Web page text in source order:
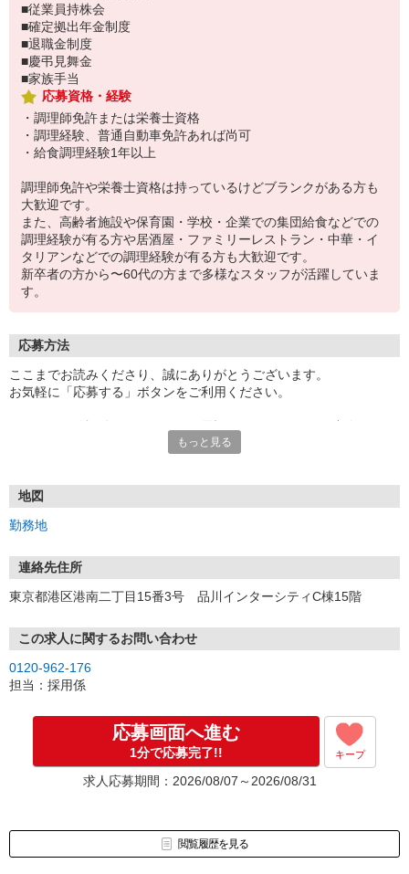
■従業員持株会
■確定拠出年金制度
■退職金制度
■慶弔見舞金
■家族手当
応募資格・経験
・調理師免許または栄養士資格
・調理経験、普通自動車免許あれば尚可
・給食調理経験1年以上
調理師免許や栄養士資格は持っているけどブランクがある方も
大歓迎です。
また、高齢者施設や保育園・学校・企業での集団給食などでの
調理経験が有る方や居酒屋・ファミリーレストラン・中華・イ
タリアンなどでの調理経験が有る方も大歓迎です。
新卒者の方から〜60代の方まで多様なスタッフが活躍していま
す。
応募方法
ここまでお読みくださり、誠にありがとうございます。
お気軽に「応募する」ボタンをご利用ください。
お電話の際は「イーアイデムを見た」と伝えるとスムーズです。
もっと見る
地図
勤務地
連絡先住所
東京都港区港南二丁目15番3号 品川インターシティC棟15階
この求人に関するお問い合わせ
0120-962-176
担当：採用係
応募画面へ進む
1分で応募完了!! キープ
求人応募期間：2026/08/07～2026/08/31
閲覧履歴を見る